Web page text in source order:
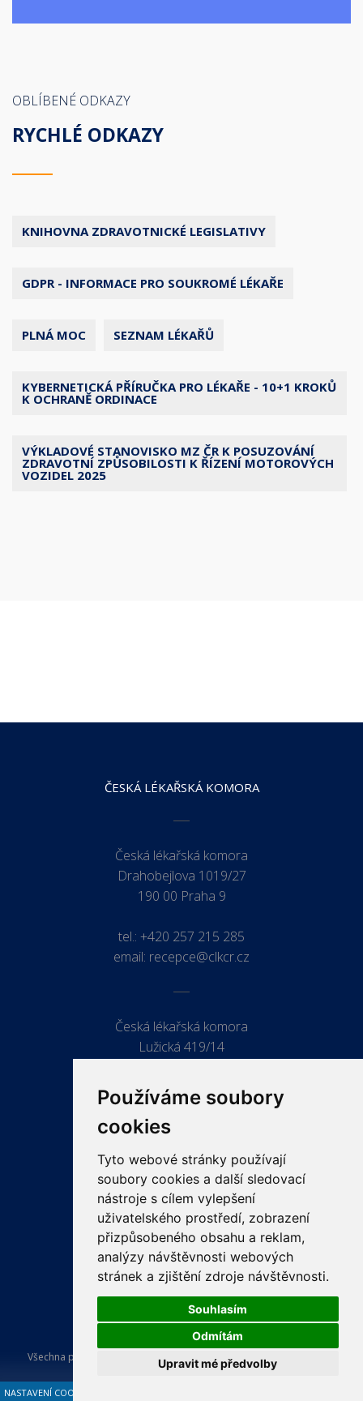
Používáme soubory
cookies
Tyto webové stránky používají
soubory cookies a další sledovací
nástroje s cílem vylepšení
uživatelského prostředí, zobrazení
přizpůsobeného obsahu a reklam,
analýzy návštěvnosti webových
stránek a zjištění zdroje návštěvnosti.
Souhlasím
Odmítám
Upravit mé předvolby
NASTAVENÍ COOKIES
OBLÍBENÉ ODKAZY
RYCHLÉ ODKAZY
KNIHOVNA ZDRAVOTNICKÉ LEGISLATIVY
GDPR - INFORMACE PRO SOUKROMÉ LÉKAŘE
PLNÁ MOC SEZNAM LÉKAŘŮ
KYBERNETICKÁ PŘÍRUČKA PRO LÉKAŘE - 10+1 KROKŮ
K OCHRANĚ ORDINACE
VÝKLADOVÉ STANOVISKO MZ ČR K POSUZOVÁNÍ
ZDRAVOTNÍ ZPŮSOBILOSTI K ŘÍZENÍ MOTOROVÝCH
VOZIDEL 2025
ČESKÁ LÉKAŘSKÁ KOMORA
Česká lékařská komora
Drahobejlova 1019/27
190 00 Praha 9
tel.: +420 257 215 285
email: recepce@clkcr.cz
Česká lékařská komora
Lužická 419/14
ODKAZY
PRO LÉKAŘE
PRO VEŘEJNOST
VZDĚLÁVÁNÍ
Všechna práva vyhrazena Česká lékařská komora. Tvorba a provoz
ISSA CZECH s.r.o..